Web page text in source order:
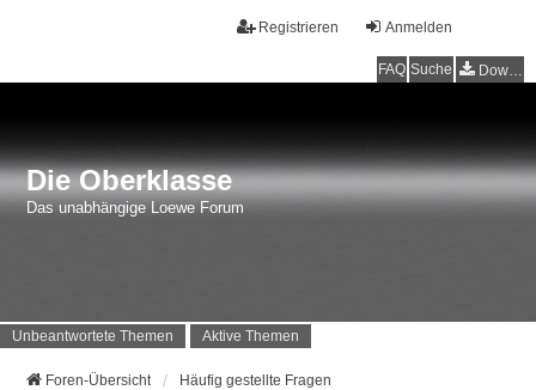
Anmelden
Registrieren
FAQ Suche Downloads
Die Oberklasse
Das unabhängige Loewe Forum
Unbeantwortete Themen Aktive Themen
Foren-Übersicht Häufig gestellte Fragen